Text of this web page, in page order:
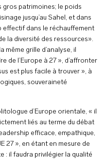
patrimoines; le poids
jusqu’au Sahel, et dans
effectif dans le réchauffement
la diversité des ressources».
même grille d’analyse, il
de l’Europe à 27 », d’affronter
est plus facile à trouver », à
souveraineté
d’Europe orientale, « il
liés au terme du débat
efficace, empathique,
27 », en étant en mesure de
: il faudra privilégier la qualité